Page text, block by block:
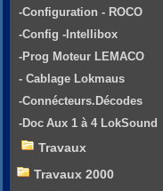
-Configuration - ROCO
-Config -Intellibox
-Prog Moteur LEMACO
- Cablage Lokmaus
-Connécteurs.Décodes
-Doc Aux 1 à 4 LokSound
Travaux
Travaux 2000